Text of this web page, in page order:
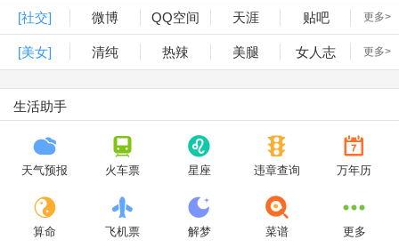
[社交] 微博 QQ空间 天涯 贴吧 更多>
[美女] 清纯 热辣 美腿 女人志 更多>
生活助手
天气预报 火车票 星座 违章查询 万年历
算命 飞机票 解梦 菜谱 更多